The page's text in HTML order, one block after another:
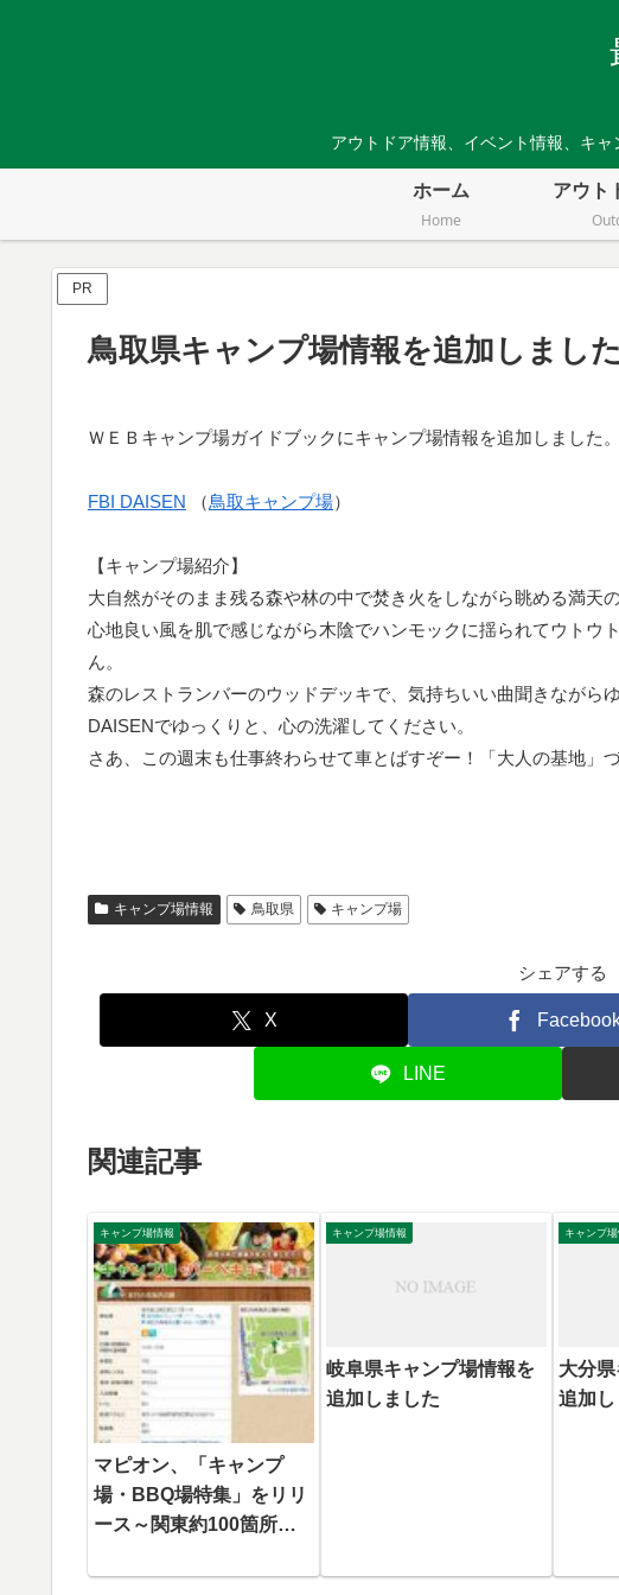
アウトドア情報、イベント情報、キ
ホーム
Home
アウト
PR
鳥取県キャンプ場情報を追加しました
ＷＥＢキャンプ場ガイドブックにキャンプ場情報を追加しました。
FBI DAISEN （鳥取キャンプ場）
【キャンプ場紹介】
大自然がそのまま残る森や林の中で焚き火をしながら眺める満天
心地良い風を肌で感じながら木陰でハンモックに揺られてウトウ
ん。
森のレストランバーのウッドデッキで、気持ちいい曲聞きながら
DAISENでゆっくりと、心の洗濯してください。
さあ、この週末も仕事終わらせて車とばすぞー！「大人の基地」づ
キャンプ場情報 鳥取県 キャンプ場
シェアする
X
LINE
関連記事
キャンプ場情報
マピオン、「キャンプ
場・BBQ場特集」をリリ
ース～関東約100箇所の
ー場の情報を紹介～
キャンプ場情報
岐阜県キャンプ場情報を
追加しました
キャンプ
大分
追加